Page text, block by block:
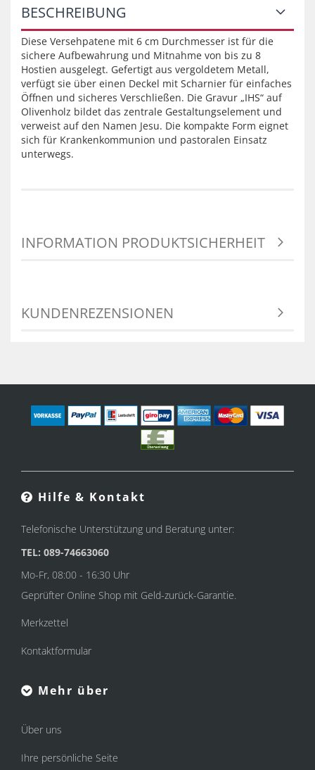
BESCHREIBUNG
Diese Versehpatene mit 6 cm Durchmesser ist für die
sichere Aufbewahrung und Mitnahme von bis zu 8
Hostien ausgelegt. Gefertigt aus vergoldetem Metall,
verfügt sie über einen Deckel mit Scharnier für einfaches
Öffnen und sicheres Verschließen. Die Gravur „IHS“ auf
Olivenholz bildet das zentrale Gestaltungselement und
verweist auf den Namen Jesu. Die kompakte Form eignet
sich für Krankenkommunion und pastoralen Einsatz
unterwegs.
INFORMATION PRODUKTSICHERHEIT
KUNDENREZENSIONEN
Hilfe & Kontakt
Telefonische Unterstützung und Beratung unter:
TEL: 089-74663060
Mo-Fr, 08:00 - 16:30 Uhr
Geprüfter Online Shop mit Geld-zurück-Garantie.
Merkzettel
Kontaktformular
Mehr über
Über uns
Ihre persönliche Seite